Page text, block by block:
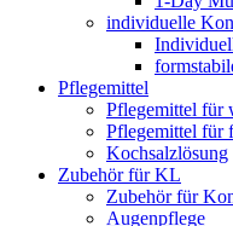
individuelle
Pflegemittel
Pflegemittel für
Pflegemittel für
Kochsalzlösung
Zubehör für KL
Zubehör für
Augenpflege